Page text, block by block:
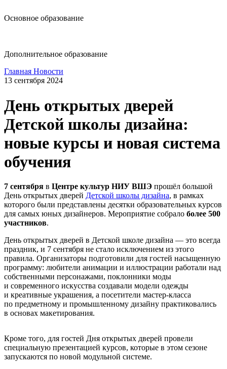
Основное образование
Дополнительное образование
Главная Новости
13 сентября 2024
День открытых дверей
Детской школы дизайна:
новые курсы и новая система
обучения
7 сентября в Центре культур НИУ ВШЭ прошёл большой
День открытых дверей Детской школы дизайна, в рамках
которого были представлены десятки образовательных курсов
для самых юных дизайнеров. Мероприятие собрало более 500
участников.
День открытых дверей в Детской школе дизайна — это всегда
праздник, и 7 сентября не стало исключением из этого
правила. Организаторы подготовили для гостей насыщенную
программу: любители анимации и иллюстрации работали над
собственными персонажами, поклонники моды
и современного искусства создавали модели одежды
и креативные украшения, а посетители мастер-класса
по предметному и промышленному дизайну практиковались
в основах макетирования.
Кроме того, для гостей Дня открытых дверей провели
специальную презентацией курсов, которые в этом сезоне
запускаются по новой модульной системе.